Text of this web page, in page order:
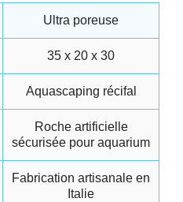
Ultra poreuse
35 x 20 x 30
Aquascaping récifal
Roche artificielle
sécurisée pour aquarium
Fabrication artisanale en
Italie